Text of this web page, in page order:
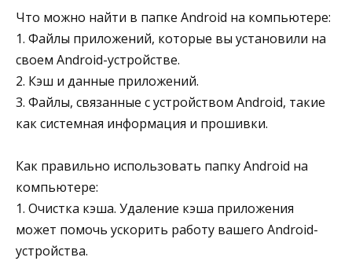
Что можно найти в папке Android на компьютере:
1. Файлы приложений, которые вы установили на
своем Android-устройстве.
2. Кэш и данные приложений.
3. Файлы, связанные с устройством Android, такие
как системная информация и прошивки.
Как правильно использовать папку Android на
компьютере:
1. Очистка кэша. Удаление кэша приложения
может помочь ускорить работу вашего Android-
устройства.